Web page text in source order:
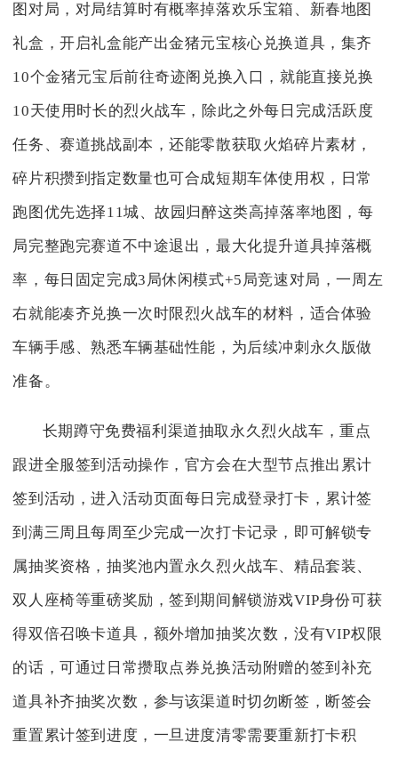
图对局，对局结算时有概率掉落欢乐宝箱、新春地图
礼盒，开启礼盒能产出金猪元宝核心兑换道具，集齐
10个金猪元宝后前往奇迹阁兑换入口，就能直接兑换
10天使用时长的烈火战车，除此之外每日完成活跃度
任务、赛道挑战副本，还能零散获取火焰碎片素材，
碎片积攒到指定数量也可合成短期车体使用权，日常
跑图优先选择11城、故园归醉这类高掉落率地图，每
局完整跑完赛道不中途退出，最大化提升道具掉落概
率，每日固定完成3局休闲模式+5局竞速对局，一周左
右就能凑齐兑换一次时限烈火战车的材料，适合体验
车辆手感、熟悉车辆基础性能，为后续冲刺永久版做
准备。
长期蹲守免费福利渠道抽取永久烈火战车，重点
跟进全服签到活动操作，官方会在大型节点推出累计
签到活动，进入活动页面每日完成登录打卡，累计签
到满三周且每周至少完成一次打卡记录，即可解锁专
属抽奖资格，抽奖池内置永久烈火战车、精品套装、
双人座椅等重磅奖励，签到期间解锁游戏VIP身份可获
得双倍召唤卡道具，额外增加抽奖次数，没有VIP权限
的话，可通过日常攒取点券兑换活动附赠的签到补充
道具补齐抽奖次数，参与该渠道时切勿断签，断签会
重置累计签到进度，一旦进度清零需要重新打卡积